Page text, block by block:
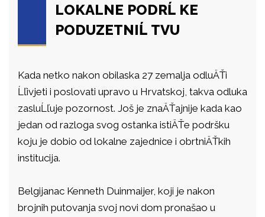
LOKALNE PODRĹ KE
PODUZETNIĹ TVU
Kada netko nakon obilaska 27 zemalja odluÄŤi
Ĺľivjeti i poslovati upravo u Hrvatskoj, takva odluka
zasluĹľuje pozornost. Još je znaÄŤajnije kada kao
jedan od razloga svog ostanka istiÄŤe podršku
koju je dobio od lokalne zajednice i obrtniÄŤkih
institucija.
Belgijanac Kenneth Duinmaijer, koji je nakon
brojnih putovanja svoj novi dom pronašao u